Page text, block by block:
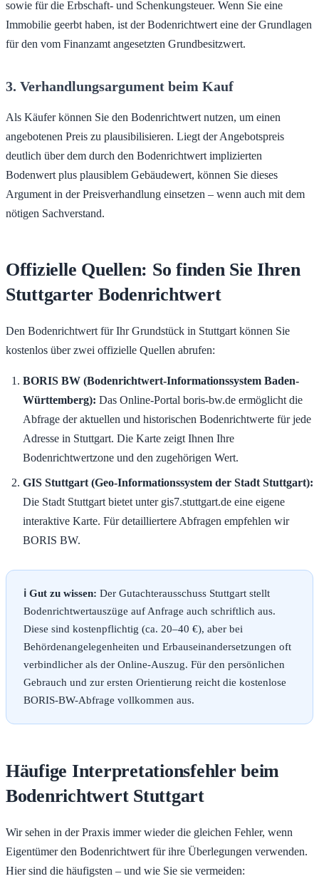
sowie für die Erbschaft- und Schenkungsteuer. Wenn Sie eine
Immobilie geerbt haben, ist der Bodenrichtwert eine der Grundlagen
für den vom Finanzamt angesetzten Grundbesitzwert.
3. Verhandlungsargument beim Kauf
Als Käufer können Sie den Bodenrichtwert nutzen, um einen
angebotenen Preis zu plausibilisieren. Liegt der Angebotspreis
deutlich über dem durch den Bodenrichtwert implizierten
Bodenwert plus plausiblem Gebäudewert, können Sie dieses
Argument in der Preisverhandlung einsetzen – wenn auch mit dem
nötigen Sachverstand.
Offizielle Quellen: So finden Sie Ihren
Stuttgarter Bodenrichtwert
Den Bodenrichtwert für Ihr Grundstück in Stuttgart können Sie
kostenlos über zwei offizielle Quellen abrufen:
BORIS BW (Bodenrichtwert-Informationssystem Baden-
Württemberg): Das Online-Portal boris-bw.de ermöglicht die
Abfrage der aktuellen und historischen Bodenrichtwerte für jede
Adresse in Stuttgart. Die Karte zeigt Ihnen Ihre
Bodenrichtwertzone und den zugehörigen Wert.
GIS Stuttgart (Geo-Informationssystem der Stadt Stuttgart):
Die Stadt Stuttgart bietet unter gis7.stuttgart.de eine eigene
interaktive Karte. Für detailliertere Abfragen empfehlen wir
BORIS BW.
ℹ️ Gut zu wissen: Der Gutachterausschuss Stuttgart stellt
Bodenrichtwertauszüge auf Anfrage auch schriftlich aus.
Diese sind kostenpflichtig (ca. 20–40 €), aber bei
Behördenangelegenheiten und Erbauseinandersetzungen oft
verbindlicher als der Online-Auszug. Für den persönlichen
Gebrauch und zur ersten Orientierung reicht die kostenlose
BORIS-BW-Abfrage vollkommen aus.
Häufige Interpretationsfehler beim
Bodenrichtwert Stuttgart
Wir sehen in der Praxis immer wieder die gleichen Fehler, wenn
Eigentümer den Bodenrichtwert für ihre Überlegungen verwenden.
Hier sind die häufigsten – und wie Sie sie vermeiden: